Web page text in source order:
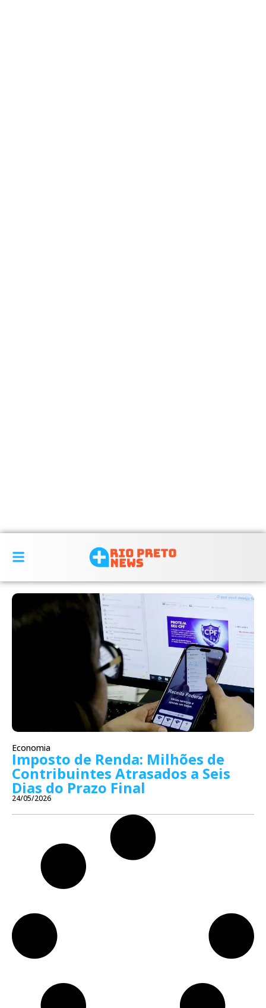
Economia
Imposto de Renda: Milhões de
Contribuintes Atrasados a Seis
Dias do Prazo Final
24/05/2026